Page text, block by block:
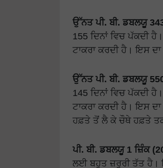
ਉੱਨਤ ਪੀ. ਬੀ. ਡਬਲਯੂ
155 ਦਿਨਾਂ ਵਿਚ ਪੱਕਦੀ
ਟਾਕਰਾ ਕਰਦੀ ਹੈ। ਇਸ
ਉੱਨਤ ਪੀ. ਬੀ. ਡਬਲਯੂ
145 ਦਿਨਾਂ ਵਿਚ ਪੱਕਦੀ
ਟਾਕਰਾ ਕਰਦੀ ਹੈ। ਇਸ
ਹਫ਼ਤੇ ਤੋਂ ਲੈ ਕੇ ਚੌਥੇ ਹਫ਼ਤੇ ਤਕ
ਪੀ. ਬੀ. ਡਬਲਯੂ 1 ਜ਼ਿੰਕ
ਲਈ ਬਹੁਤ ਜ਼ਰੂਰੀ ਤੱਤ ਹੈ।